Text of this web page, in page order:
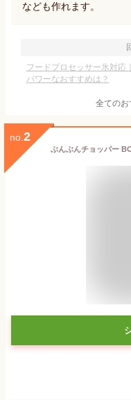
なども作れます。
フードプロセッサー氷対応
パワーなおすすめは？
全てのお
no. 2